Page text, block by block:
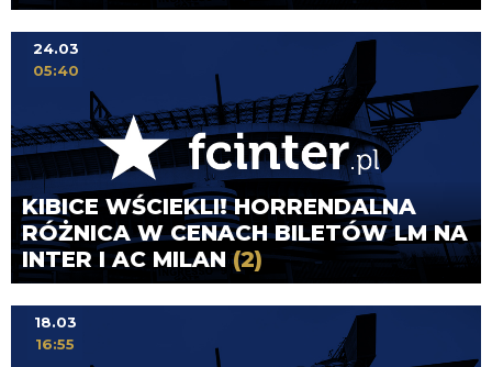
KIBICE WŚCIEKLI! HORRENDALNA
RÓŻNICA W CENACH BILETÓW LM NA
INTER I AC MILAN(2)
24.03
05:40
18.03
16:55